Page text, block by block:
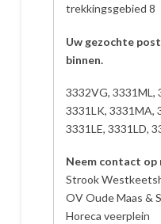
trekkingsgebied 8
Uw gezochte
binnen.
3332VG, 3331ML,
3331LK, 3331MA,
3331LE, 3331LD,
Neem contact op
Strook
OV Oude Maas &
Horeca veerplein